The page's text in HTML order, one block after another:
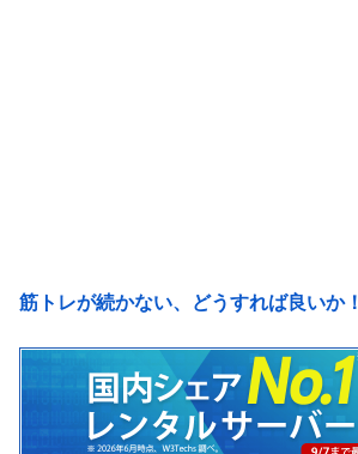
筋トレが続かない、どうすれば良いか！